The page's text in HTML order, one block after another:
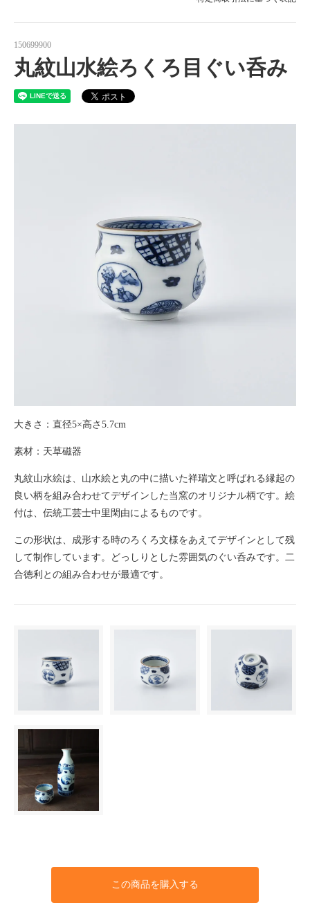
150699900
丸紋山水絵ろくろ目ぐい呑み
大きさ：直径5×高さ5.7cm
素材：天草磁器
丸紋山水絵は、山水絵と丸の中に描いた祥瑞文と呼ばれる縁起の
良い柄を組み合わせてデザインした当窯のオリジナル柄です。絵
付は、伝統工芸士中里閑由によるものです。
この形状は、成形する時のろくろ文様をあえてデザインとして残
して制作しています。どっしりとした雰囲気のぐい呑みです。二
合徳利との組み合わせが最適です。
この商品を購入する